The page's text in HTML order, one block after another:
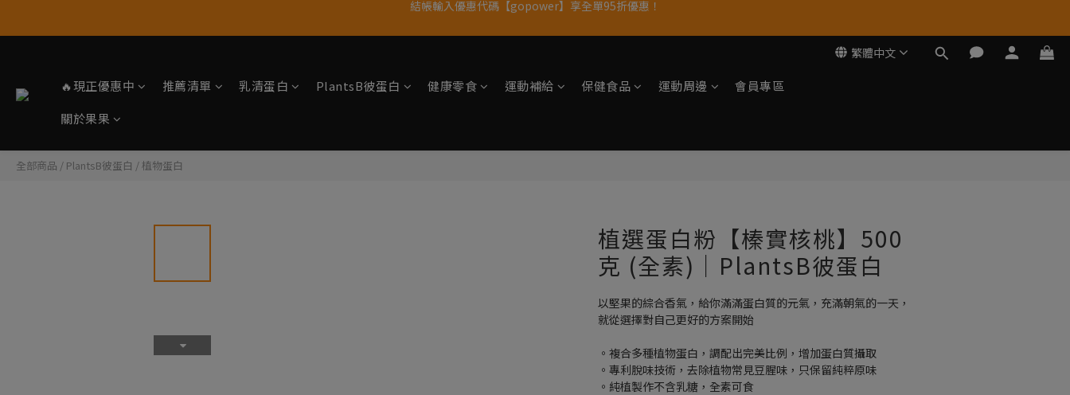
果果11歲慶｜App 下單享 5% 購物金回饋
11歲慶好禮｜買 500g/1kg 指定乳清2包贈品牌毛巾
繁體中文
🔥現正優惠中 推薦清單 乳清蛋白 PlantsB彼蛋白 健康零食 運動補給 保健食品 運動周邊
會員專區
關於果果
全部商品 / PlantsB彼蛋白 /植物蛋白
植選蛋白粉【榛實核桃】500
克 (全素)｜PlantsB彼蛋白
以堅果的綜合香氣，給你滿滿蛋白質的元氣，充滿朝氣的一天，
就從選擇對自己更好的方案開始
。複合多種植物蛋白，調配出完美比例，增加蛋白質攝取
。專利脫味技術，去除植物常見豆腥味，只保留純粹原味
。純植製作不含乳糖，全素可食